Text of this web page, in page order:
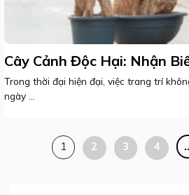
Cây Cảnh Độc Hại: Nhận
Trong thời đại hiện đại, việc trang trí
ngày ...
1 2 3 4